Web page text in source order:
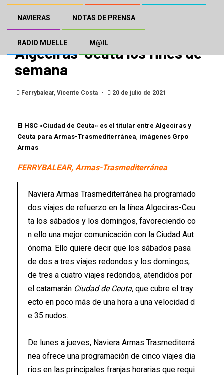
NAVIERAS NOTAS DE PRENSA
RADIO MUELLE M@IL
Naviera Armas
Trasmediterránea refuerza
Algeciras-Ceuta los fines de
semana
Ferrybalear, Vicente Costa 20 de julio de 2021
El HSC «Ciudad de Ceuta» es el titular entre Algeciras y
Ceuta para Armas-Trasmediterránea imágenes Grpo
Armas
FERRYBALEAR, Armas-Trasmediterránea
Naviera Armas Trasmediterránea ha programado
dos viajes de refuerzo en la línea Algeciras-Ceu
ta los sábados y los domingos, favoreciendo co
n ello una mejor comunicación con la Ciudad Aut
ónoma. Ello quiere decir que los sábados pasa
de dos a tres viajes redondos y los domingos,
de tres a cuatro viajes redondos, atendidos por
el catamarán Ciudad de Ceuta, que cubre el tray
ecto en poco más de una hora a una velocidad d
e 35 nudos.
De lunes a jueves, Naviera Armas Trasmediterrá
nea ofrece una programación de cinco viajes dia
rios en las principales franjas horarias que requi